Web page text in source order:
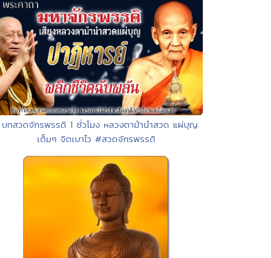
บทสวดจักรพรรดิ 1 ชั่วโมง หลวงตาม้านำสวด แผ่บุญ
เต็มๆ จิตเบาไว #สวดจักรพรรดิ